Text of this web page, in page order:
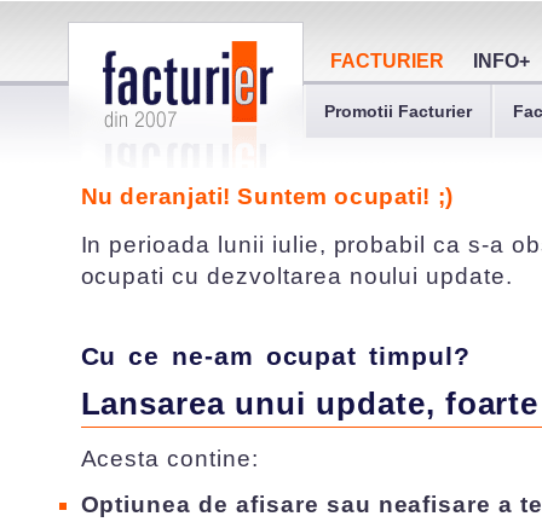
FACTURIER INFO+
Promotii Facturier
Nu deranjati! Suntem ocupati! ;)
In perioada lunii iulie, probabil ca s-a
ocupati cu dezvoltarea noului update.
Cu ce ne-am ocupat timpul?
Lansarea unui update,
Acesta contine:
Optiunea de afisare sau neafisare a